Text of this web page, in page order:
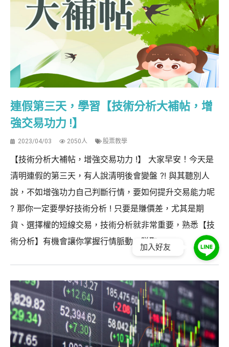
連假第三天，學習【技術分析大補帖，增
強交易功力 !】
2023/04/03 2050人 股票教學
【技術分析大補帖，增強交易功力 !】 大家早安！今天是
清明連假的第三天，有人說清明後會變盤 ?! 與其聽別人
說，不如增強功力自己判斷行情，要如何提升交易能力呢
? 那你一定要學好技術分析 ! 只要是賺價差，尤其是期
貨、選擇權的短線交易，技術分析就非常重要，熟悉【技
術分析】有機會讓你掌握行情脈動、賺取...
加入好友